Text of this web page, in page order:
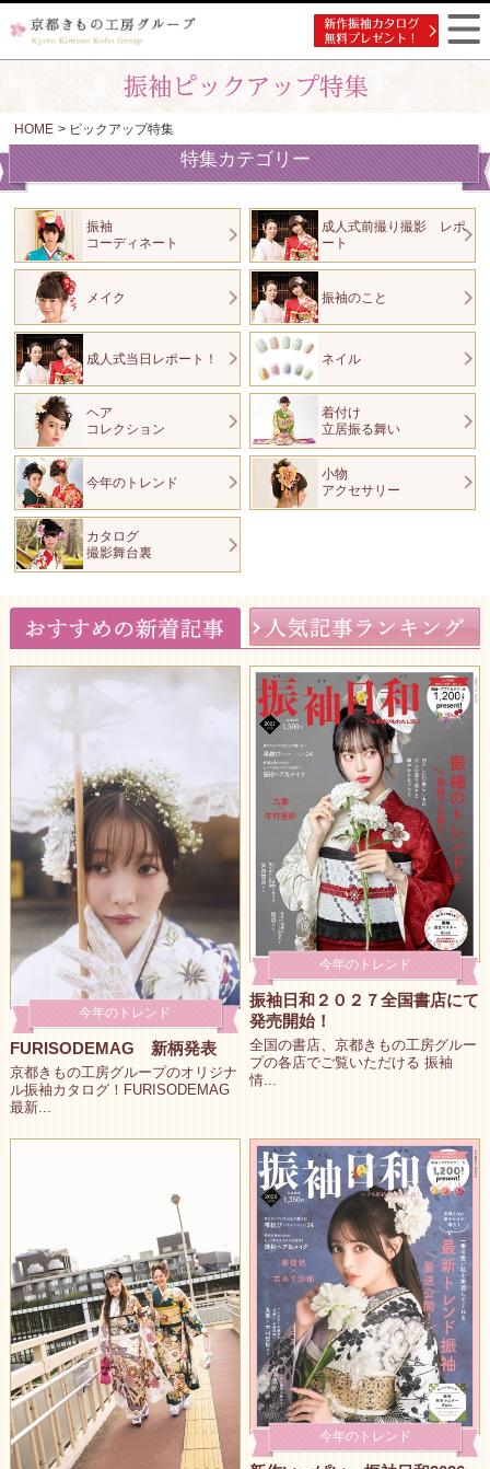
HOME > ピックアップ特集
特集カテゴリー
振袖
コーディネート
成人式前撮り撮影 レポ
ート
メイク 振袖のこと
成人式当日レポート！ ネイル
ヘア
コレクション
着付け
立居振る舞い
今年のトレンド
小物
アクセサリー
カタログ
撮影舞台裏
今年のトレンド
FURISODEMAG 新柄発表
京都きもの工房グループのオリジナ
ル振袖カタログ！FURISODEMAG
最新...
今年のトレンド
振袖日和２０２７全国書店にて
発売開始！
全国の書店、京都きもの工房グルー
プの各店でご覧いただける 振袖
情...
今年のトレンド